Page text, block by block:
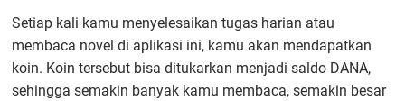
Setiap kali kamu menyelesaikan tugas harian atau
membaca novel di aplikasi ini, kamu akan mendapatkan
koin. Koin tersebut bisa ditukarkan menjadi saldo DANA,
sehingga semakin banyak kamu membaca, semakin besar